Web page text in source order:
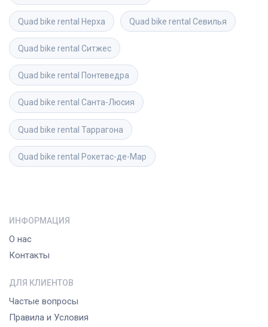
Quad bike rental Нерха Quad bike rental Севилья
Quad bike rental Ситжес
Quad bike rental Понтеведра
Quad bike rental Санта-Люсия
Quad bike rental Таррагона
Quad bike rental Рокетас-де-Мар
ИНФОРМАЦИЯ
О нас
Контакты
ДЛЯ КЛИЕНТОВ
Частые вопросы
Правила и Условия